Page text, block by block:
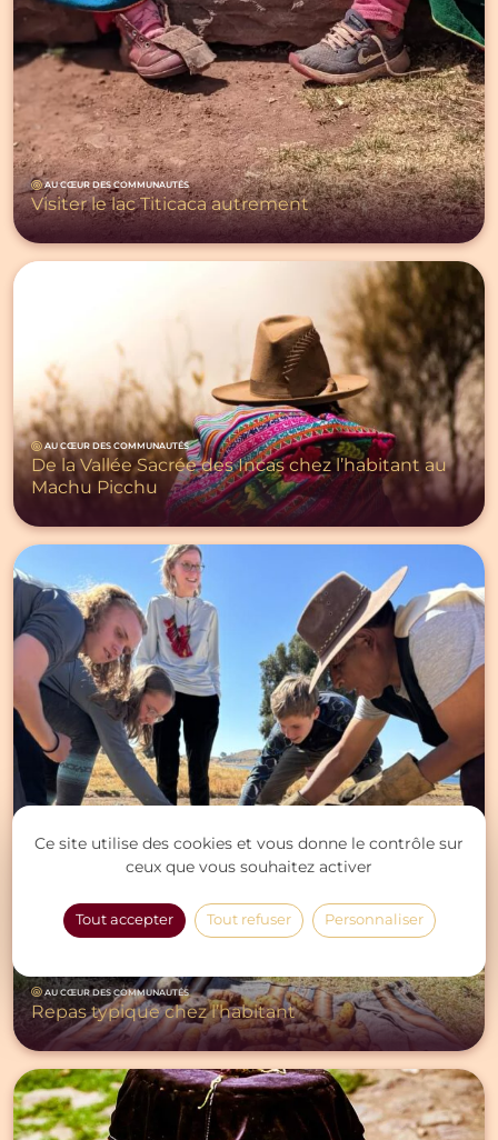
AU CŒUR DES COMMUNAUTÉS
Visiter le lac Titicaca autrement
AU CŒUR DES COMMUNAUTÉS
De la Vallée Sacrée des Incas chez l’habitant au
Machu Picchu
AU CŒUR DES COMMUNAUTÉS
Repas typique chez l’habitant
Ce site utilise des cookies et vous donne le contrôle sur
ceux que vous souhaitez activer
Tout accepter Tout refuser Personnaliser